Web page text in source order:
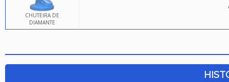
CHUTEIRA DE
DIAMANTE